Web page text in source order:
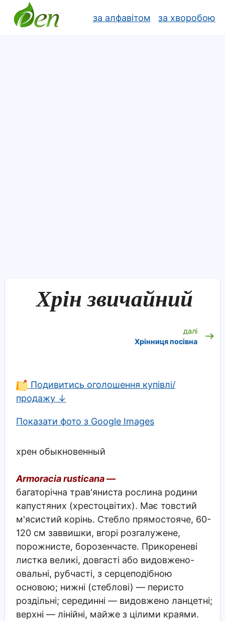
за алфавітом за хворобою
Хрін звичайний
далі
Хрінниця посівна
Подивитись оголошення купівлі/
продажу ↓
Показати фото з Google Images
хрен обыкновенный
Armoracia rusticana —
багаторічна трав'яниста рослина родини
капустяних (хрестоцвітих). Має товстий
м'ясистий корінь. Стебло прямостояче, 60-
120 см заввишки, вгорі розгалужене,
порожнисте, борозенчасте. Прикореневі
листка великі, довгасті або видовжено-
овальні, рубчасті, з серцеподібною
основою; нижні (стеблові) — перисто
роздільні; серединні — видовжено ланцетні;
верхні — лінійні, майже з цілими краями.